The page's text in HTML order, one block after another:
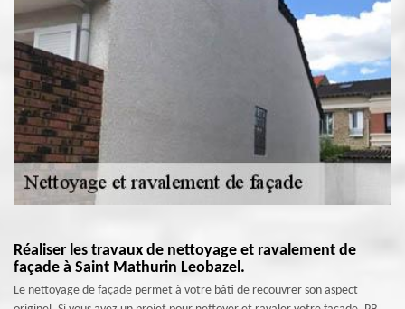
Réaliser les travaux de nettoyage et ravalement de
façade à Saint Mathurin Leobazel.
Le nettoyage de façade permet à votre bâti de recouvrer son aspect